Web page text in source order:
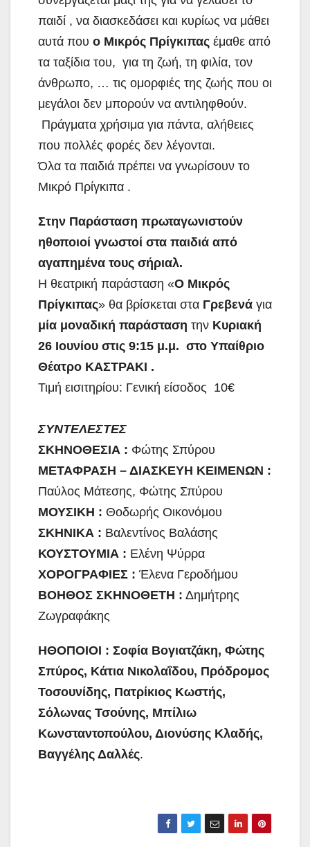
παιδί , να διασκεδάσει και κυρίως να μάθει
αυτά που ο Μικρός Πρίγκιπας έμαθε από
τα ταξίδια του, για τη ζωή, τη φιλία, τον
άνθρωπο, … τις ομορφιές της ζωής που οι
μεγάλοι δεν μπορούν να αντιληφθούν.
Πράγματα χρήσιμα για πάντα, αλήθειες
που πολλές φορές δεν λέγονται.
Όλα τα παιδιά πρέπει να γνωρίσουν το
Μικρό Πρίγκιπα .
Στην Παράσταση πρωταγωνιστούν
ηθοποιοί γνωστοί στα παιδιά από
αγαπημένα τους σήριαλ.
Η θεατρική παράσταση «Ο Μικρός
Πρίγκιπας» θα βρίσκεται στα Γρεβενά για
μία μοναδική παράσταση την Κυριακή
26 Ιουνίου στις 9:15 μ.μ. στο Υπαίθριο
Θέατρο ΚΑΣΤΡΑΚΙ .
Τιμή εισιτηρίου: Γενική είσοδος 10€
ΣΥΝΤΕΛΕΣΤΕΣ
ΣΚΗΝΟΘΕΣΙΑ : Φώτης Σπύρου
ΜΕΤΑΦΡΑΣΗ – ΔΙΑΣΚΕΥΗ ΚΕΙΜΕΝΩΝ :
Παύλος Μάτεσης, Φώτης Σπύρου
ΜΟΥΣΙΚΗ : Θοδωρής Οικονόμου
ΣΚΗΝΙΚΑ : Βαλεντίνος Βαλάσης
ΚΟΥΣΤΟΥΜΙΑ : Ελένη Ψύρρα
ΧΟΡΟΓΡΑΦΙΕΣ : Έλενα Γεροδήμου
ΒΟΗΘΟΣ ΣΚΗΝΟΘΕΤΗ : Δημήτρης
Ζωγραφάκης
ΗΘΟΠΟΙΟΙ : Σοφία Βογιατζάκη, Φώτης
Σπύρος, Κάτια Νικολαΐδου, Πρόδρομος
Τοσουνίδης, Πατρίκιος Κωστής,
Σόλωνας Τσούνης, Μπίλιω
Κωνσταντοπούλου, Διονύσης Κλαδής,
Βαγγέλης Δαλλές.